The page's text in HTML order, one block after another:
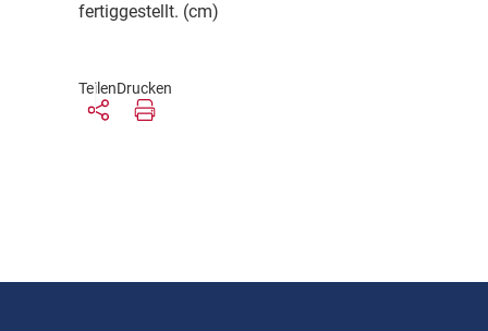
fertiggestellt. (cm)
TeilenDrucken